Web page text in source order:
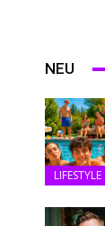
NEU
LIFESTYLE